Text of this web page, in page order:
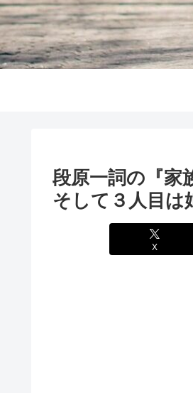
段原一詞の『家
そして３人目は
X